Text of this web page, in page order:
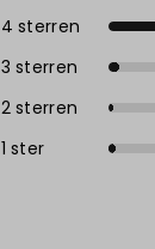
4 sterren
3 sterren
2 sterren
1 ster